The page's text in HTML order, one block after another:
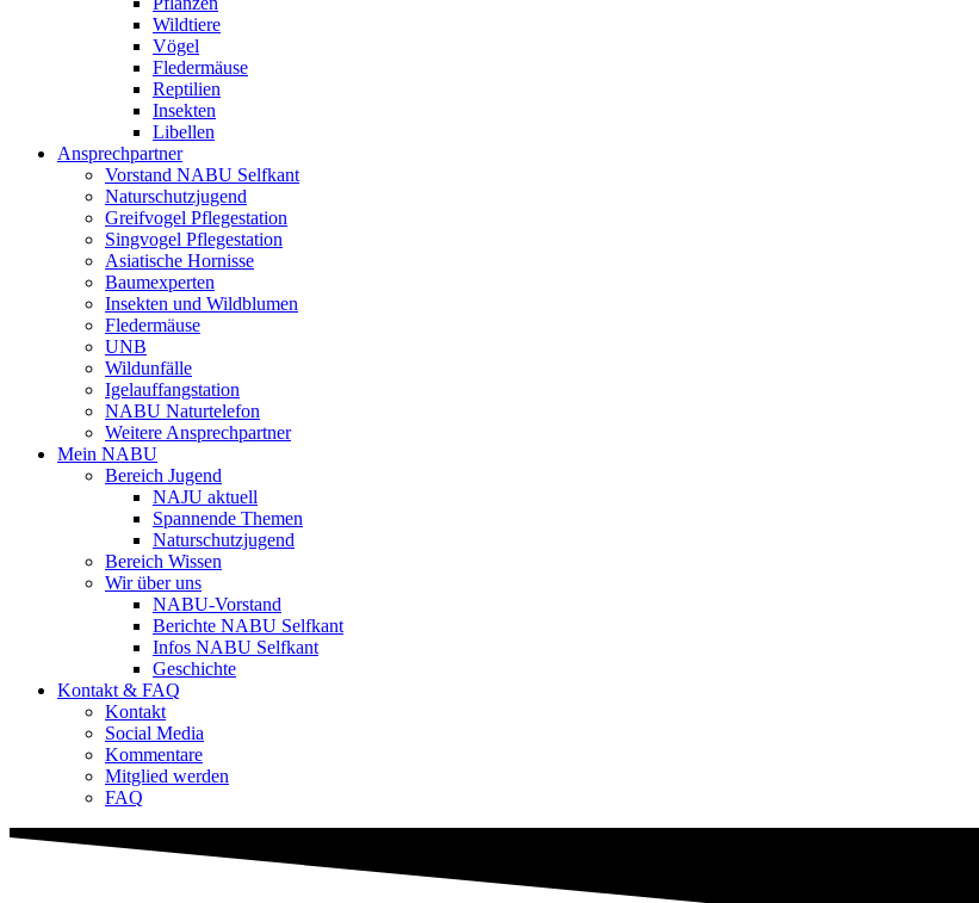
Wildtiere
Vögel
Fledermäuse
Reptilien
Insekten
Libellen
Ansprechpartner
Vorstand NABU Selfkant
Naturschutzjugend
Greifvogel Pflegestation
Singvogel Pflegestation
Asiatische Hornisse
Baumexperten
Insekten und Wildblumen
Fledermäuse
UNB
Wildunfälle
Igelauffangstation
NABU Naturtelefon
Weitere Ansprechpartner
Mein NABU
Bereich Jugend
NAJU aktuell
Spannende Themen
Naturschutzjugend
Bereich Wissen
Wir über uns
NABU-Vorstand
Berichte NABU Selfkant
Infos NABU Selfkant
Geschichte
Kontakt & FAQ
Kontakt
Social Media
Kommentare
Mitglied werden
FAQ